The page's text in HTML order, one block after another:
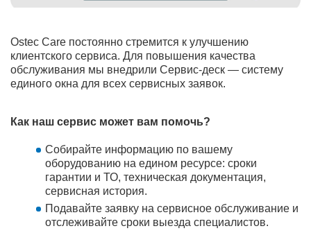
Ostec Care постоянно стремится к улучшению
клиентского сервиса. Для повышения качества
обслуживания мы внедрили Сервис-деск ― систему
единого окна для всех сервисных заявок.
Как наш сервис может вам помочь?
Собирайте информацию по вашему
оборудованию на едином ресурсе: сроки
гарантии и ТО, техническая документация,
сервисная история.
Подавайте заявку на сервисное обслуживание и
отслеживайте сроки выезда специалистов.